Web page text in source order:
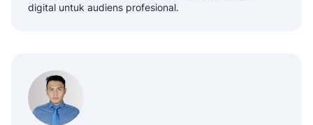
digital untuk audiens profesional.